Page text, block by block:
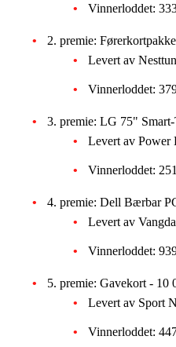
Vinnerloddet:
2. premie:
Levert av
Vinnerloddet:
3. premie: LG 75"
Levert av Power
Vinnerloddet:
4. premie: Dell Bærbar
Levert av
Vinnerloddet:
5. premie: Gavekort - 10
Levert av Sport
Vinnerloddet: